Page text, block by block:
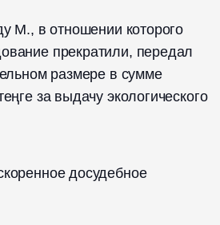
М., в отношении которого
прекратили, передал
размере в сумме
за выдачу экологического
досудебное